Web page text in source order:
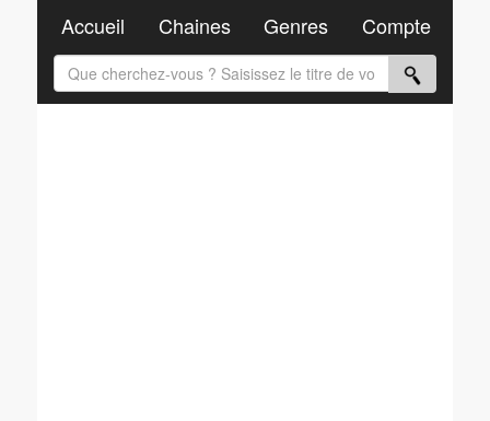
Accueil Chaines Genres Compte